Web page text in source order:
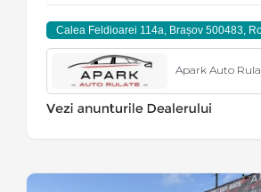
Calea Feldioarei 114a, Brașov 500483,
Apark Auto